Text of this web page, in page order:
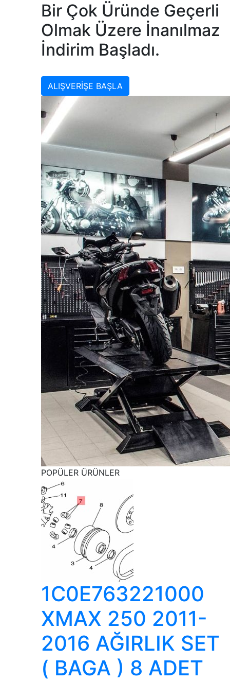
Bir Çok Üründe Geçerli
Olmak Üzere İnanılmaz
İndirim Başladı.
ALIŞVERİŞE BAŞLA
POPÜLER ÜRÜNLER
1C0E763221000
XMAX 250 2011-
2016 AĞIRLIK SET
( BAGA ) 8 ADET